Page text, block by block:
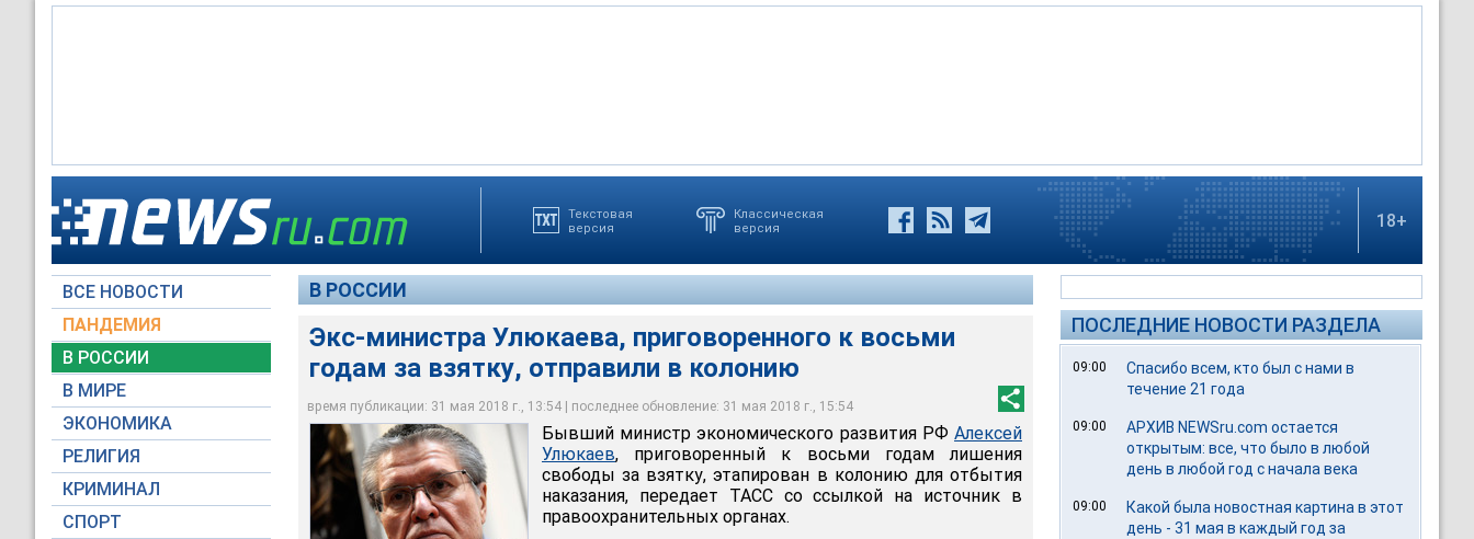
Текстовая
версия
Классическая
версия
18+
ВСЕ НОВОСТИ
ПАНДЕМИЯ
В РОССИИ
В МИРЕ
ЭКОНОМИКА
РЕЛИГИЯ
КРИМИНАЛ
СПОРТ
В РОССИИ
Экс-министра Улюкаева, приговоренного к восьми
годам за взятку, отправили в колонию
время публикации: 31 мая 2018 г., 13:54 | последнее обновление: 31 мая 2018 г., 15:54
Экс-министра Улюкаева, приговоренного к восьми годам за взятку, отправили в
колонию
АГН "Москва" / Авилов Александр
Бывший министр экономического развития РФ Алексей
Улюкаев, приговоренный к восьми годам лишения
свободы за взятку, этапирован в колонию для отбытия
наказания, передает ТАСС со ссылкой на источник в
правоохранительных органах.
ПОСЛЕДНИЕ НОВОСТИ РАЗДЕЛА
09:00
Спасибо всем, кто был с нами в
течение 21 года
09:00
АРХИВ NEWSru.com остается
открытым: все, что было в любой
день в любой год с начала века
09:00
Какой была новостная картина в этот
день - 31 мая в каждый год за